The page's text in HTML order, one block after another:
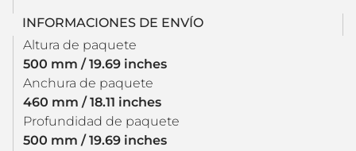
INFORMACIONES DE ENVÍO
Altura de paquete
500 mm / 19.69 inches
Anchura de paquete
460 mm / 18.11 inches
Profundidad de paquete
500 mm / 19.69 inches